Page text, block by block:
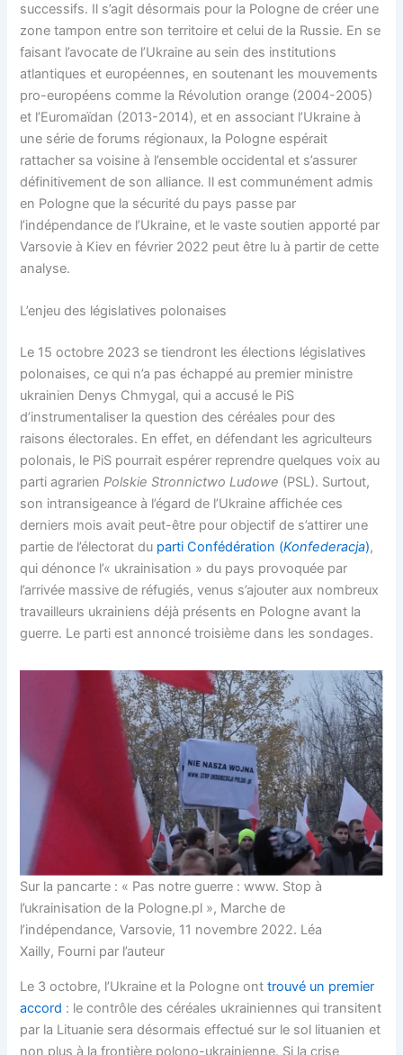
successifs. Il s’agit désormais pour la Pologne de créer une
zone tampon entre son territoire et celui de la Russie. En se
faisant l’avocate de l’Ukraine au sein des institutions
atlantiques et européennes, en soutenant les mouvements
pro-européens comme la Révolution orange (2004-2005)
et l’Euromaïdan (2013-2014), et en associant l’Ukraine à
une série de forums régionaux, la Pologne espérait
rattacher sa voisine à l’ensemble occidental et s’assurer
définitivement de son alliance. Il est communément admis
en Pologne que la sécurité du pays passe par
l’indépendance de l’Ukraine, et le vaste soutien apporté par
Varsovie à Kiev en février 2022 peut être lu à partir de cette
analyse.
L’enjeu des législatives polonaises
Le 15 octobre 2023 se tiendront les élections législatives
polonaises, ce qui n’a pas échappé au premier ministre
ukrainien Denys Chmygal, qui a accusé le PiS
d’instrumentaliser la question des céréales pour des
raisons électorales. En effet, en défendant les agriculteurs
polonais, le PiS pourrait espérer reprendre quelques voix au
parti agrarienPolskie Stronnictwo Ludowe (PSL). Surtout,
son intransigeance à l’égard de l’Ukraine affichée ces
derniers mois avait peut-être pour objectif de s’attirer une
partie de l’électorat du parti Confédération (Konfederacja),
qui dénonce l’« ukrainisation » du pays provoquée par
l’arrivée massive de réfugiés, venus s’ajouter aux nombreux
travailleurs ukrainiens déjà présents en Pologne avant la
guerre. Le parti est annoncé troisième dans les sondages.
Sur la pancarte : « Pas notre guerre : www. Stop à
l’ukrainisation de la Pologne.pl », Marche de
l’indépendance, Varsovie, 11 novembre 2022. Léa
Xailly, Fourni par l’auteur
Le 3 octobre, l’Ukraine et la Pologne onttrouvé un premier
accord : le contrôle des céréales ukrainiennes qui transitent
par la Lituanie sera désormais effectué sur le sol lituanien et
non plus à la frontière polono-ukrainienne. Si la crise